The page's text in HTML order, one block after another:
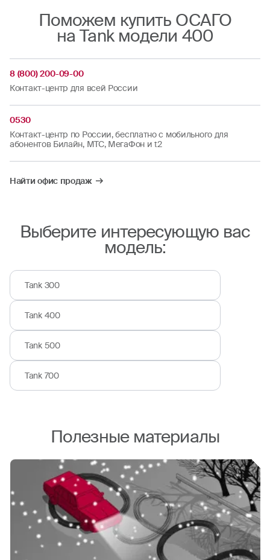
Поможем купить ОСАГО
на Tank модели 400
8 (800) 200-09-00
Контакт-центр для всей России
0530
Контакт-центр по России, бесплатно с мобильного для
абонентов Билайн, МТС, МегаФон и t2
Найти офис продаж
Выберите интересующую вас
модель:
Tank 300
Tank 400
Tank 500
Tank 700
Полезные материалы